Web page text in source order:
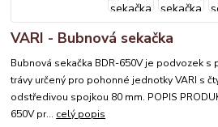
VARI - Bubnová sekačka
Bubnová sekačka BDR-650V je podvozek
trávy určený pro pohonné jednotky VARI s
odstředivou spojkou 80 mm. POPIS
650V pr... celý popis